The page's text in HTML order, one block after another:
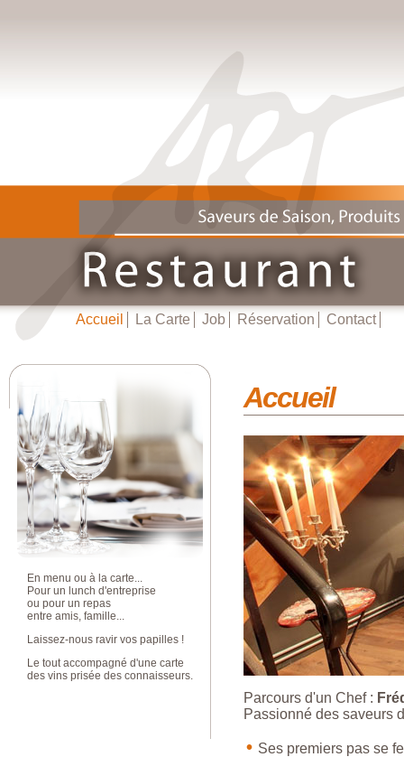
Accueil La Carte Job Réservation Contact
En menu ou à la carte...
Pour un lunch d'entreprise
ou pour un repas
entre amis, famille...
Laissez-nous ravir vos papilles !
Le tout accompagné d'une carte
des vins prisée des connaisseurs.
Accueil
Parcours d'un Chef :
Passionné des saveurs
Ses premiers pas se